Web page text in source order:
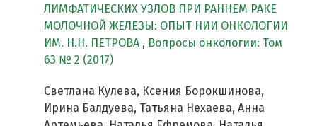
ЛИМФАТИЧЕСКИХ УЗЛОВ ПРИ РАННЕМ РАКЕ
МОЛОЧНОЙ ЖЕЛЕЗЫ: ОПЫТ НИИ ОНКОЛОГИИ
ИМ. Н.Н. ПЕТРОВА , Вопросы онкологии: Том
63 № 2 (2017)
Светлана Кулева, Ксения Борокшинова,
Ирина Балдуева, Татьяна Нехаева, Анна